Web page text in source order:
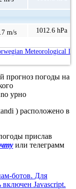
m/s 1012.6 hPa
Meteorological
прогноз погоды на
урно
) расположено в
прислав
или телеграмм
ботов. Для
включен Javascript.